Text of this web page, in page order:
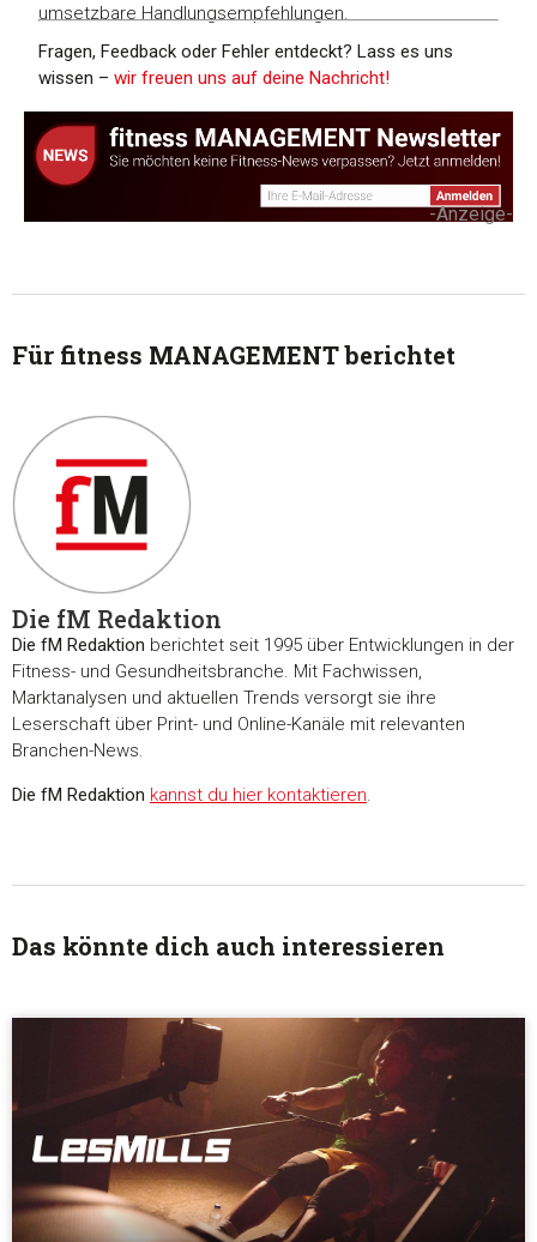
Diese Webseite verwendet Cookies
personalisieren, Funktionen für soziale Medien anbieten zu
und die Zugriffe auf unsere Website zu analysieren.
geben wir Informationen zu Ihrer Verwendung unserer
unsere Partner für soziale Medien, Werbung und Analysen
Unsere Partner führen diese Informationen möglicherweise
weiteren Daten zusammen, die Sie ihnen bereitgestellt
die sie im Rahmen Ihrer Nutzung der Dienste gesammelt
Einwilligungsauswahl
Notwendig
Alle akzeptieren
Auswahl erlauben
Alle ablehnen
umsetzbare Handlungsempfehlungen.
Fragen, Feedback oder Fehler entdeckt? Lass es uns
wissen –wir freuen uns auf deine Nachricht!
-Anzeige-
Für fitness MANAGEMENT berichtet
Die fM Redaktion
Die fM Redaktion berichtet seit 1995 über Entwicklungen in der
Fitness- und Gesundheitsbranche. Mit Fachwissen,
Marktanalysen und aktuellen Trends versorgt sie ihre
Leserschaft über Print- und Online-Kanäle mit relevanten
Branchen-News.
Die fM Redaktion kannst du hier kontaktieren.
Das könnte dich auch interessieren